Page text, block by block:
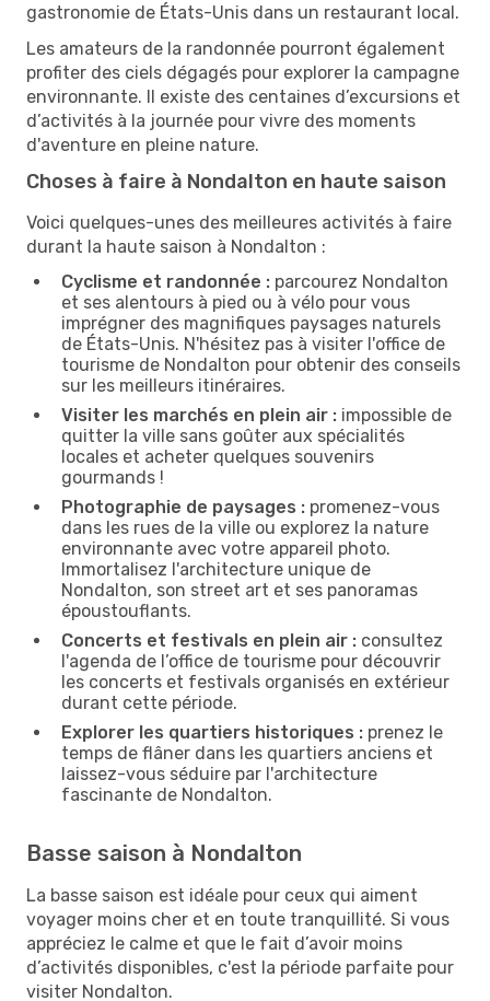
gastronomie de États-Unis dans un restaurant local.
Les amateurs de la randonnée pourront également
profiter des ciels dégagés pour explorer la campagne
environnante. Il existe des centaines d’excursions et
d’activités à la journée pour vivre des moments
d'aventure en pleine nature.
Choses à faire à Nondalton en haute saison
Voici quelques-unes des meilleures activités à faire
durant la haute saison à Nondalton :
Cyclisme et randonnée : parcourez Nondalton
et ses alentours à pied ou à vélo pour vous
imprégner des magnifiques paysages naturels
de États-Unis. N'hésitez pas à visiter l'office de
tourisme de Nondalton pour obtenir des conseils
sur les meilleurs itinéraires.
Visiter les marchés en plein air : impossible de
quitter la ville sans goûter aux spécialités
locales et acheter quelques souvenirs
gourmands !
Photographie de paysages : promenez-vous
dans les rues de la ville ou explorez la nature
environnante avec votre appareil photo.
Immortalisez l'architecture unique de
Nondalton, son street art et ses panoramas
époustouflants.
Concerts et festivals en plein air : consultez
l'agenda de l’office de tourisme pour découvrir
les concerts et festivals organisés en extérieur
durant cette période.
Explorer les quartiers historiques : prenez le
temps de flâner dans les quartiers anciens et
laissez-vous séduire par l'architecture
fascinante de Nondalton.
Basse saison à Nondalton
La basse saison est idéale pour ceux qui aiment
voyager moins cher et en toute tranquillité. Si vous
appréciez le calme et que le fait d’avoir moins
d’activités disponibles, c'est la période parfaite pour
visiter Nondalton.